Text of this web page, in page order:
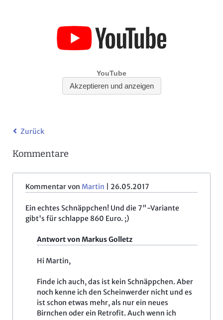
Zurück
Kommentare
Kommentar von Martin 26.05.2017
Ein echtes Schnäppchen! Und die 7"-Variante
gibt's für schlappe 860 Euro. ;)
Antwort von Markus Golletz
Hi Martin,
Finde ich auch, das ist kein Schnäppchen. Aber
noch kenne ich den Scheinwerder nicht und es
ist schon etwas mehr, als nur ein neues
Birnchen oder ein Retrofit. Auch wenn ich